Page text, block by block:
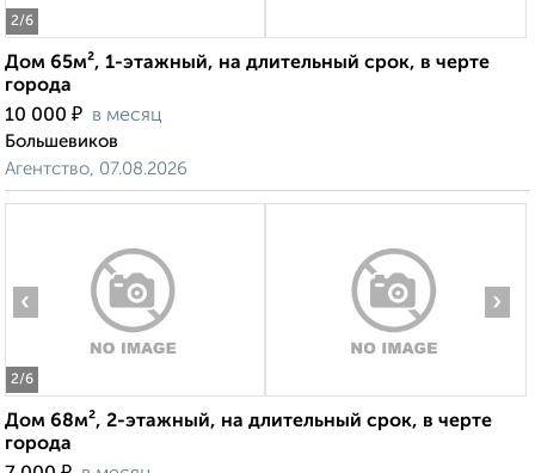
2/6
Дом 65м², 1-этажный, на длительный срок, в черте
города
10 000 ₽ в месяц
Большевиков
Агентство, 07.08.2026
2/6
‹ ›
Дом 68м², 2-этажный, на длительный срок, в черте
города